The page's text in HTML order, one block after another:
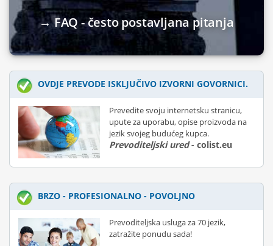
→ FAQ - često postavljana pitanja
OVDJE PREVODE ISKLJUČIVO IZVORNI GOVORNICI.
Prevedite svoju internetsku stranicu,
upute za uporabu, opise proizvoda na
jezik svojeg budućeg kupca.
Prevoditeljski ured- colist.eu
BRZO - PROFESIONALNO - POVOLJNO
Prevoditeljska usluga za 70 jezik,
zatražite ponudu sada!